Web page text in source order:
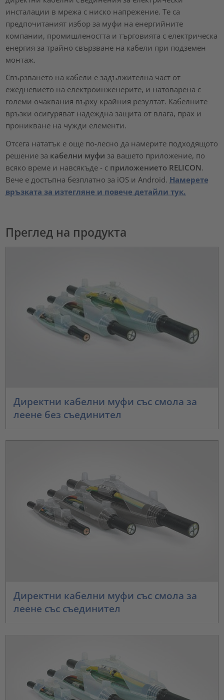
инсталации в мрежа с ниско напрежение. Те са
предпочитаният избор за муфи на енергийните
компании, промишлеността и търговията с електрическа
енергия за трайно свързване на кабели при подземен
монтаж.
Свързването на кабели е задължителна част от
ежедневието на електроинженерите, и натоварена с
големи очаквания върху крайния резултат. Кабелните
връзки осигуряват надеждна защита от влага, прах и
проникване на чужди елементи.
Отсега нататък е още по-лесно да намерите подходящото
решение за кабелни муфи за вашето приложение, по
всяко време и навсякъде - с приложението RELICON.
Вече е достъпна безплатно за iOS и Android. Намерете
връзката за изтегляне и повече детайли тук.
Преглед на продукта
Директни кабелни муфи със смола за
леене без съединител
Директни кабелни муфи със смола за
леене със съединител